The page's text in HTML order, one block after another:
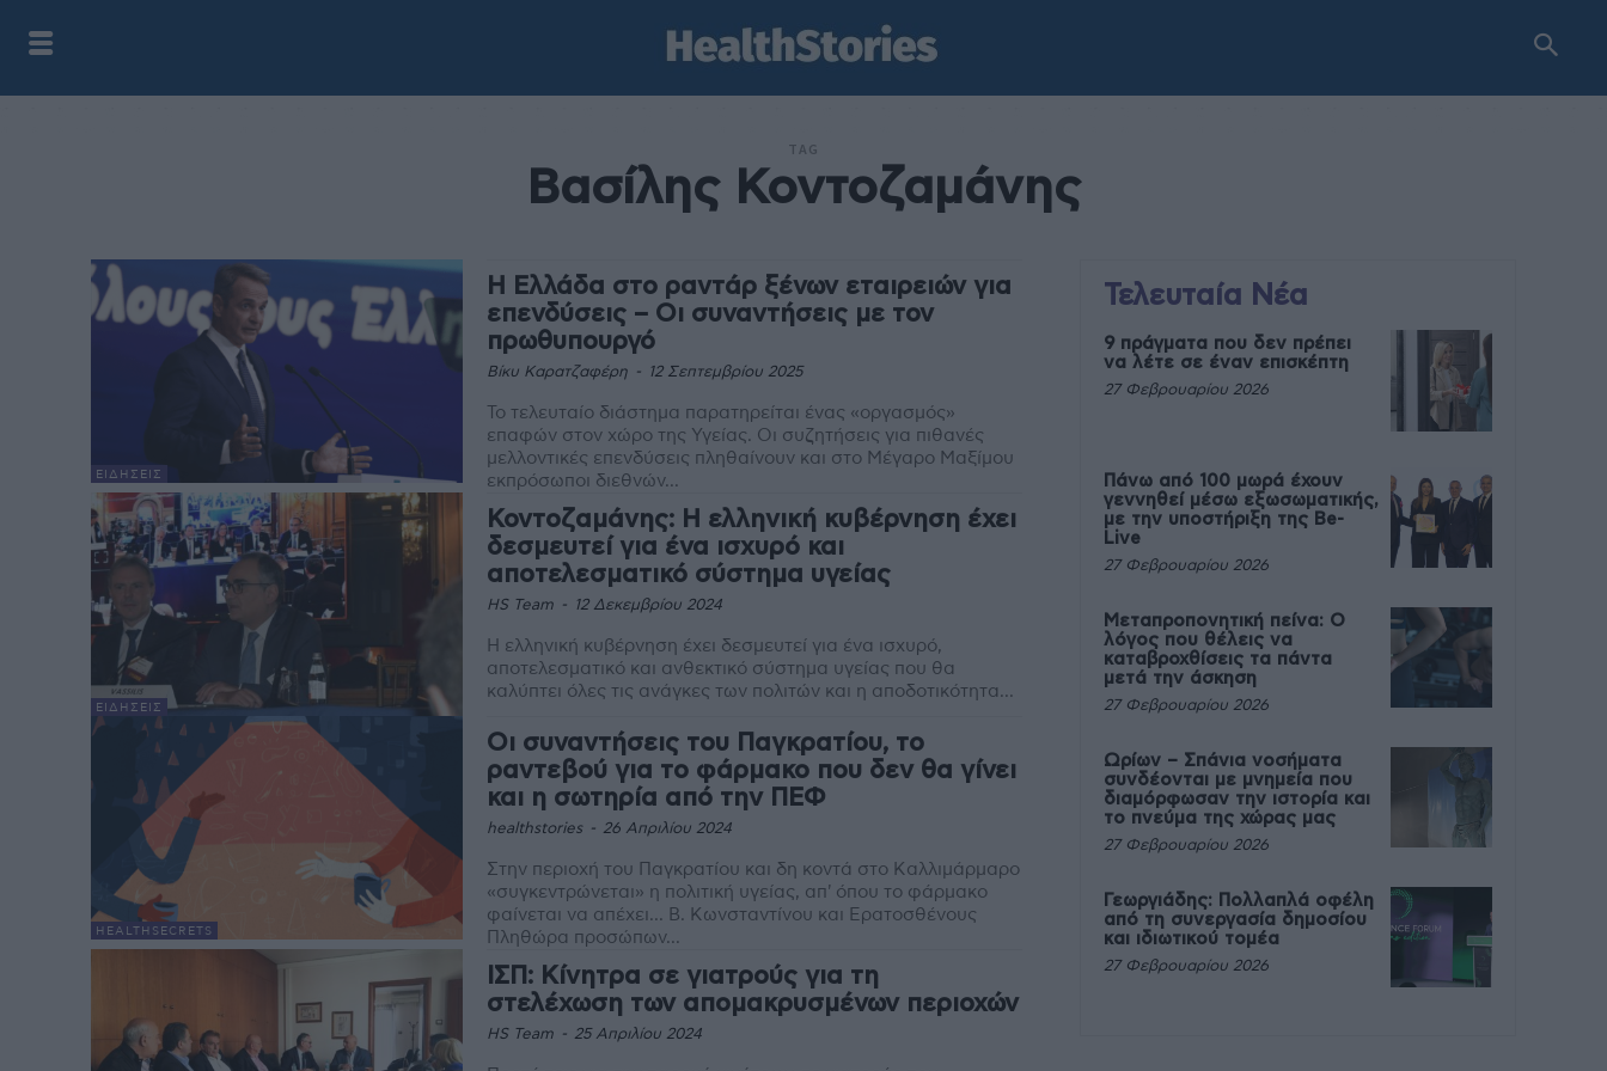
TAG
Βασίλης Κοντοζαμάνης
ΕΙΔΉΣΕΙΣ
Η Ελλάδα στο ραντάρ ξένων εταιρειών για
επενδύσεις – Οι συναντήσεις με τον
πρωθυπουργό
Βίκυ Καρατζαφέρη - 12 Σεπτεμβρίου 2025
Το τελευταίο διάστημα παρατηρείται ένας «οργασμός»
επαφών στον χώρο της Υγείας. Οι συζητήσεις για πιθανές
μελλοντικές επενδύσεις πληθαίνουν και στο Μέγαρο Μαξίμου
εκπρόσωποι διεθνών...
ΕΙΔΉΣΕΙΣ
Κοντοζαμάνης: Η ελληνική κυβέρνηση έχει
δεσμευτεί για ένα ισχυρό και
αποτελεσματικό σύστημα υγείας
HS Team - 12 Δεκεμβρίου 2024
Η ελληνική κυβέρνηση έχει δεσμευτεί για ένα ισχυρό,
αποτελεσματικό και ανθεκτικό σύστημα υγείας που θα
καλύπτει όλες τις ανάγκες των πολιτών και η αποδοτικότητα...
HEALTHSECRETS
Οι συναντήσεις του Παγκρατίου, το
ραντεβού για το φάρμακο που δεν θα γίνει
και η σωτηρία από την ΠΕΦ
healthstories - 26 Απριλίου 2024
Στην περιοχή του Παγκρατίου και δη κοντά στο Καλλιμάρμαρο
«συγκεντρώνεται» η πολιτική υγείας, απ' όπου το φάρμακο
φαίνεται να απέχει... Β. Κωνσταντίνου και Ερατοσθένους
Πληθώρα προσώπων...
ΙΣΠ: Κίνητρα σε γιατρούς για τη
στελέχωση των απομακρυσμένων περιοχών
HS Team - 25 Απριλίου 2024
Τελευταία Νέα
9 πράγματα που δεν πρέπει
να λέτε σε έναν επισκέπτη
27 Φεβρουαρίου 2026
Πάνω από 100 μωρά έχουν
γεννηθεί μέσω εξωσωματικής,
με την υποστήριξη της Be-
Live
27 Φεβρουαρίου 2026
Μεταπροπονητική πείνα: Ο
λόγος που θέλεις να
καταβροχθίσεις τα πάντα
μετά την άσκηση
27 Φεβρουαρίου 2026
Ωρίων – Σπάνια νοσήματα
συνδέονται με μνημεία που
διαμόρφωσαν την ιστορία και
το πνεύμα της χώρας μας
27 Φεβρουαρίου 2026
Γεωργιάδης: Πολλαπλά οφέλη
από τη συνεργασία δημοσίου
και ιδιωτικού τομέα
27 Φεβρουαρίου 2026